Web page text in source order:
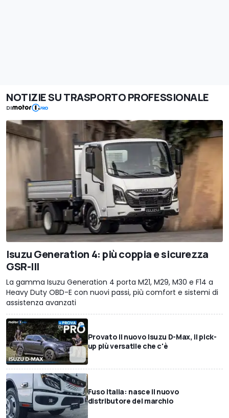
NOTIZIE SU TRASPORTO PROFESSIONALE
DI
Isuzu Generation 4: più coppia e sicurezza
GSR-III
La gamma Isuzu Generation 4 porta M21, M29, M30 e F14 a
Heavy Duty OBD-E con nuovi passi, più comfort e sistemi di
assistenza avanzati
Provato il nuovo Isuzu D-Max, il pick-
up più versatile che c'è
Fuso Italia: nasce il nuovo
distributore del marchio